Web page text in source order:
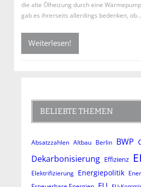
die alte Ölheizung durch eine
gab es ihrerseits allerdings bedenken, ob…
Weiterlesen!
BELIEBTE THEMEN
Absatzzahlen Altbau Berlin BWP
Dekarbonisierung Effizienz
Elektrifizierung Energiepolitik